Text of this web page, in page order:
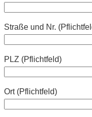
Straße und Nr.
PLZ (Pflichtfeld)
Ort (Pflichtfeld)